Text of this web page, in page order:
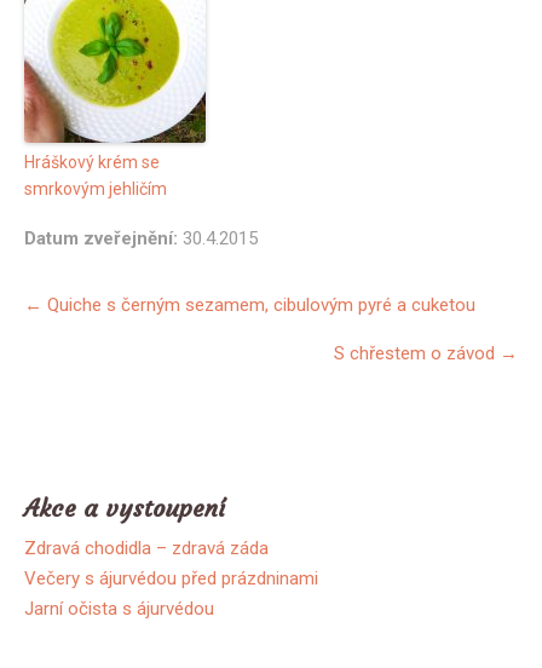
Hráškový krém se
smrkovým jehličím
Datum zveřejnění: 30.4.2015
Další
← Quiche s černým sezamem, cibulovým pyré a cuketou
S chřestem o závod →
Akce a vystoupení
Zdravá chodidla – zdravá záda
Večery s ájurvédou před prázdninami
Jarní očista s ájurvédou